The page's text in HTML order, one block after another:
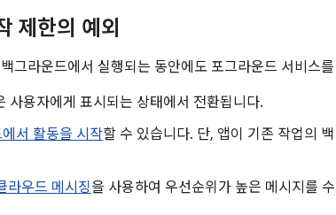
제한의 예외
그라운드에서 실행되는 동안에도 포그라운드 서비스
사용자에게 표시되는 상태에서 전환됩니다.
서 활동을 시작할 수 있습니다. 단, 앱이 기존 작업의
라우드 메시징을 사용하여 우선순위가 높은 메시지를